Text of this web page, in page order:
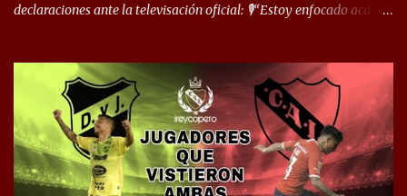
declaraciones ante la televisación oficial: 🎙️“Estoy enfocado acá.
ojalá sea lo mejor para el club y para mí. Independiente va a estar
siempre en mi corazón”. 🎙️“Siempre que me tocó vestir la camiseta
quise dar lo mejor. Si me toca marcharme, estoy agradecido al
hincha”. 🎙️“El equipo hizo un gran trabajo, quedó demostrado en el
resultado. Es nuestro segundo partido, en la pretemporada nos
enfocamos en la preparación física. El grupo está encontrando la